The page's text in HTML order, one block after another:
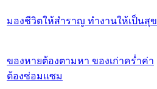
มองชีวิตให้สำราญ ทำงานให้เป็นสุข
ของหายต้องตามหา ของเก่าคร่ำค่า
ต้องซ่อมแซม